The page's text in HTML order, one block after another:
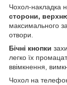
Чохол-накладка
сторони,
максимального
отвори.
Бічні кнопки
легко їх
ввімкнення,
Чохол на